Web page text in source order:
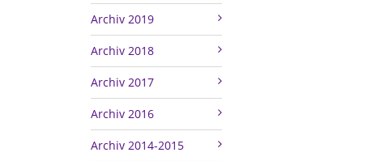
Archiv 2019
Archiv 2018
Archiv 2017
Archiv 2016
Archiv 2014-2015